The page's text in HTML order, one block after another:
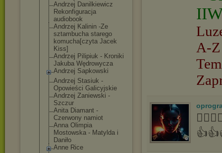
Andrzej Danilkiewicz
Rekonfiguracja
audiobook
Andrzej Kalinin -Ze
sztambucha starego
komucha[czyta Jacek
Kiss]
Andrzej Pilipiuk - Kroniki
Jakuba Wędrowycza
Andrzej Sapkowski
Andrzej Stasiuk -
Opowieści Galicyjskie
Andrzej Zaniewski -
Szczur
Anita Diamant -
Czerwony namiot
Anna Olimpia
Mostowska - Matylda i
Daniło
Anne Rice
A-